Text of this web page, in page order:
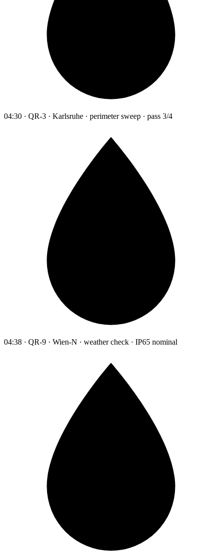
04:30 · QR-3 · Karlsruhe · perimeter sweep · pass 3/4
04:38 · QR-9 · Wien-N · weather check · IP65 nominal